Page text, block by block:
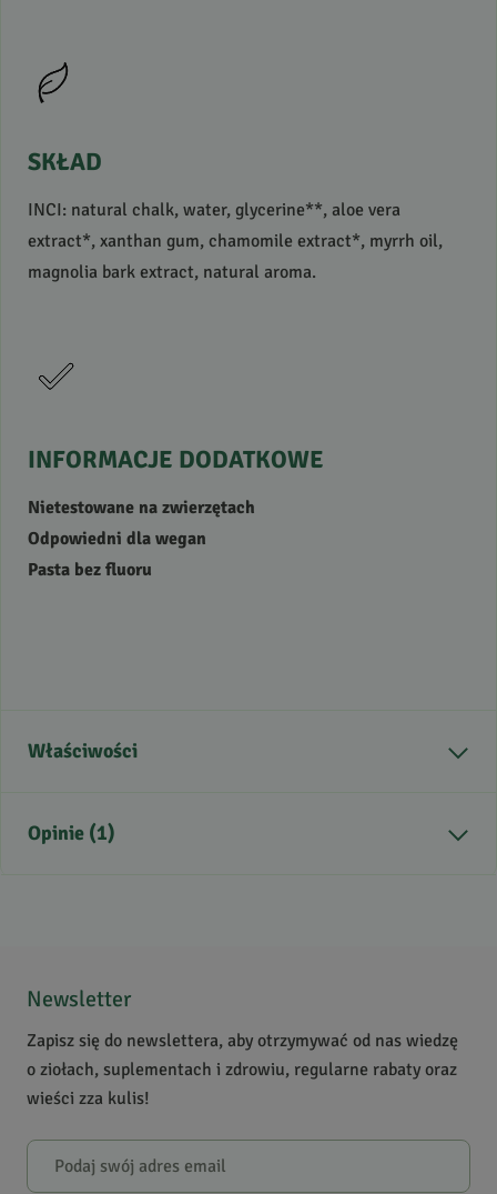
SKŁAD
INCI: natural chalk, water, glycerine**, aloe vera
extract*, xanthan gum, chamomile extract*, myrrh oil,
magnolia bark extract, natural aroma.
INFORMACJE DODATKOWE
Nietestowane na zwierzętach
Odpowiedni dla wegan
Pasta bez fluoru
Właściwości
Opinie (1)
4
2
0
1
0
W naszej witrynie opinie mogą dodawać tylko osoby, które
Newsletter
Zapisz się do newslettera, aby otrzymywać od nas wiedzę
o ziołach, suplementach i zdrowiu, regularne rabaty oraz
wieści zza kulis!